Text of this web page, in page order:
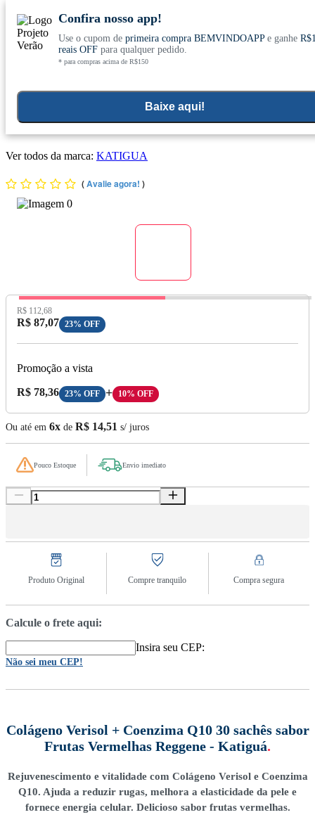
Conheça nosso site novo! E comemore com 0
Confira nosso app!
Use o cupom de primeira compra BEMVINDOAPPe ganhe
reais OFFpara qualquer pedido.
* para compras acima de R$150
Baixe aqui!
Colágeno Verisol + Coenzima Q10 30 sachês sabor Frutas
Ver todos da marca: KATIGUA
(Avalie agora! )
Preço Original:
R$ 112,68
Preço com Desconto:
R$ 87,07 23% OFF
Promoção a vista
Preço A Vista:
R$ 78,36 23% OFF + 10% OFF
Ou até em 6x de R$ 14,51 s/ juros
Pouco Estoque Envio imediato
Produto Original Compre tranquilo Compra segura
Calcule o frete aqui:
Insira seu CEP:
Não sei meu CEP!
Colágeno Verisol + Coenzima Q10 30 sachês sabor
Frutas Vermelhas Reggene - Katiguá.
Rejuvenescimento e vitalidade com Colágeno Verisol e Coenzima
Q10. Ajuda a reduzir rugas, melhora a elasticidade da pele e
fornece energia celular. Delicioso sabor frutas vermelhas.